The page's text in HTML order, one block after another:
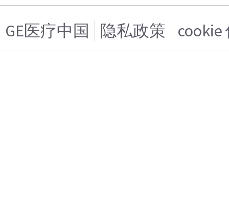
GE医疗中国 隐私政策 cookie